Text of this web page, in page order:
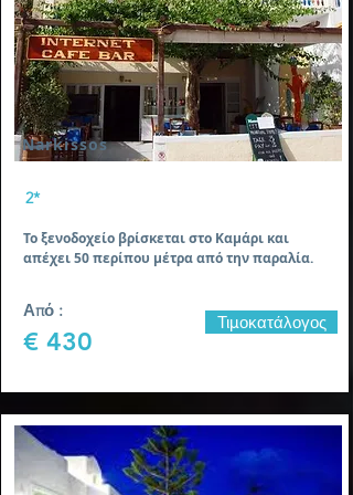
Narkissos
2*
Το ξενοδοχείο βρίσκεται στο Καμάρι και
απέχει 50 περίπου μέτρα από την παραλία.
Από :
€ 430
Τιμοκατάλογος